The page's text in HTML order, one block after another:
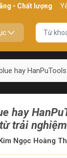
lượng Yên tâm
hay
hay
trải
Ngọc Hoàng